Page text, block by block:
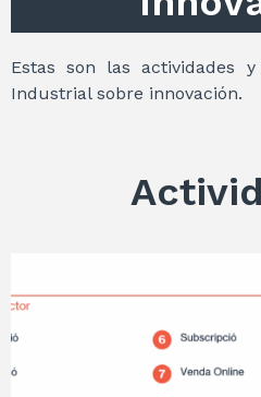
Estas son las actividades
Industrial sobre innovación.